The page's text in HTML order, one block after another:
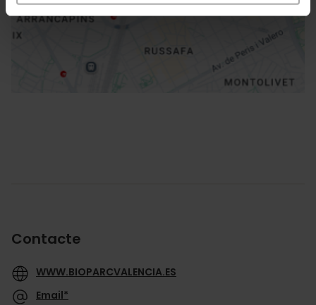
Direccions
Contacte
WWW.BIOPARCVALENCIA.ES
Email*